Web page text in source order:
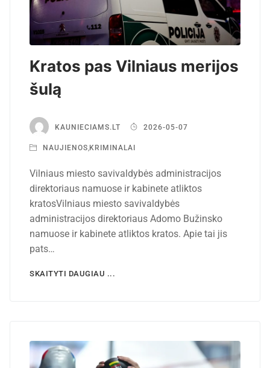
Kratos pas Vilniaus merijos
šulą
KAUNIECIAMS.LT 2026-05-07
NAUJIENOS,KRIMINALAI
Vilniaus miesto savivaldybės administracijos
direktoriaus namuose ir kabinete atliktos
kratosVilniaus miesto savivaldybės
administracijos direktoriaus Adomo Bužinsko
namuose ir kabinete atliktos kratos. Apie tai jis
pats…
SKAITYTI DAUGIAU ...